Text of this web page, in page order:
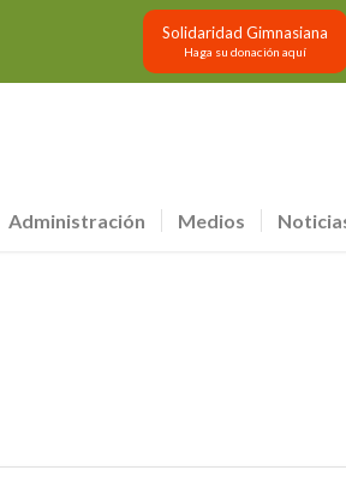
Solidaridad Gimnasiana
Haga su donación aquí
Administración Medios